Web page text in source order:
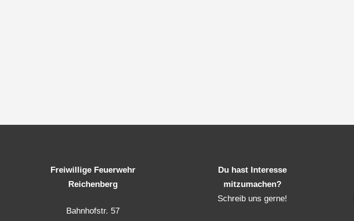
Freiwillige Feuerwehr
Reichenberg
Bahnhofstr. 57
Du hast Interesse
mitzumachen?
Schreib uns gerne!